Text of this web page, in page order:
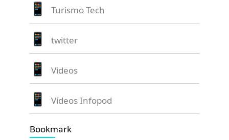
Turismo Tech
twitter
Videos
Vídeos Infopod
Bookmark